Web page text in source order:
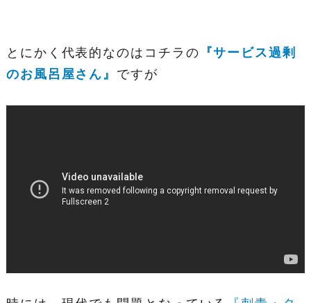
とにかく代表的なのはコチラの 『サービス過剰
のお風呂屋さん』 ですが